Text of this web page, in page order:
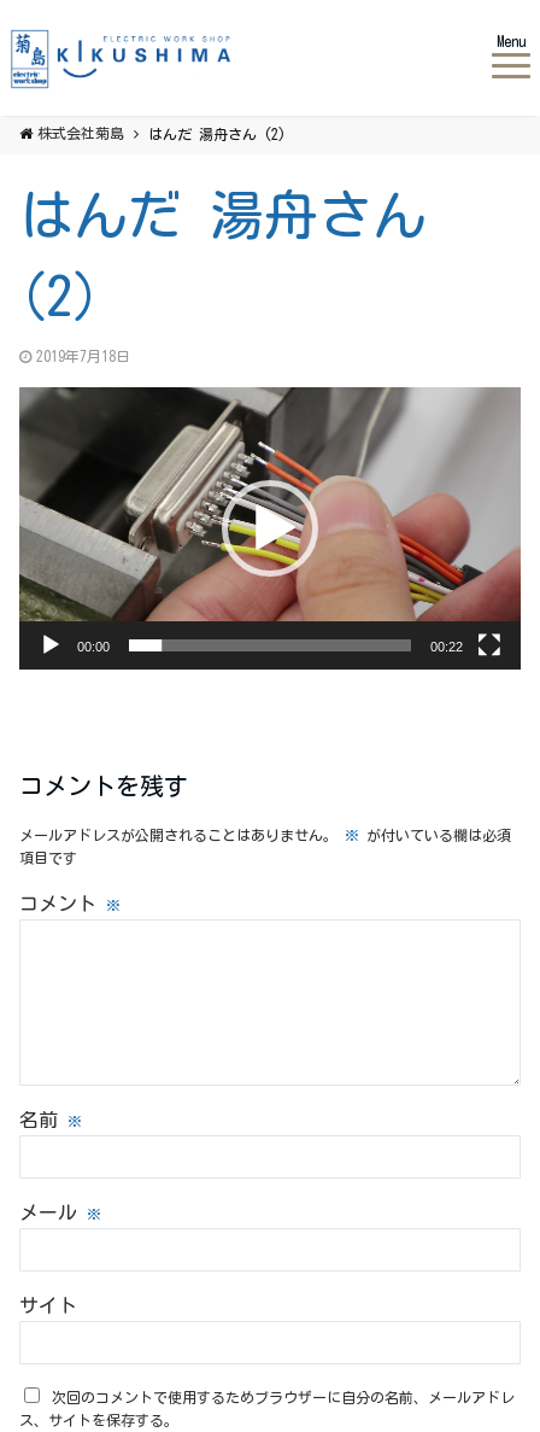
Menu
株式会社菊島 はんだ 湯舟さん (2)
はんだ 湯舟さん
(2)
2019年7月18日
動
画
レ
ー
00:00 00:22
コメントを残す
メールアドレスが公開されることはありません。 ※ が付いている欄は必須
項目です
コメント ※
名前 ※
メール ※
サイト
次回のコメントで使用するためブラウザーに自分の名前、メールアドレ
ス、サイトを保存する。